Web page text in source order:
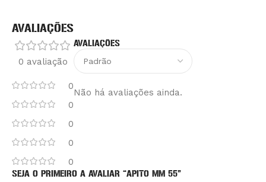
AVALIAÇÕES
0 avaliação
0
0
0
0
0
AVALIAÇÕES
Não há avaliações ainda.
SEJA O PRIMEIRO A AVALIAR “APITO MM 55”